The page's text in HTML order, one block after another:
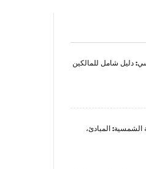
دليل شامل للمالكين
الشمسية: المبادئ،